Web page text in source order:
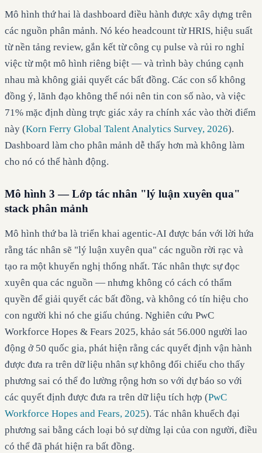
Mô hình thứ hai là dashboard điều hành được xây dựng trên
các nguồn phân mảnh. Nó kéo headcount từ HRIS, hiệu suất
từ nền tảng review, gắn kết từ công cụ pulse và rủi ro nghỉ
việc từ một mô hình riêng biệt — và trình bày chúng cạnh
nhau mà không giải quyết các bất đồng. Các con số không
đồng ý, lãnh đạo không thể nói nên tin con số nào, và việc
71% mặc định dùng trực giác xảy ra chính xác vào thời điểm
này (Korn Ferry Global Talent Analytics Survey, 2026).
Dashboard làm cho phân mảnh dễ thấy hơn mà không làm
cho nó có thể hành động.
Mô hình 3 — Lớp tác nhân "lý luận xuyên qua"
stack phân mảnh
Mô hình thứ ba là triển khai agentic-AI được bán với lời hứa
rằng tác nhân sẽ "lý luận xuyên qua" các nguồn rời rạc và
tạo ra một khuyến nghị thống nhất. Tác nhân thực sự đọc
xuyên qua các nguồn — nhưng không có cách có thẩm
quyền để giải quyết các bất đồng, và không có tín hiệu cho
con người khi nó che giấu chúng. Nghiên cứu PwC
Workforce Hopes & Fears 2025, khảo sát 56.000 người lao
động ở 50 quốc gia, phát hiện rằng các quyết định vận hành
được đưa ra trên dữ liệu nhân sự không đối chiếu cho thấy
phương sai có thể đo lường rộng hơn so với dự báo so với
các quyết định được đưa ra trên dữ liệu tích hợp (PwC
Workforce Hopes and Fears, 2025). Tác nhân khuếch đại
phương sai bằng cách loại bỏ sự dừng lại của con người, điều
có thể đã phát hiện ra bất đồng.